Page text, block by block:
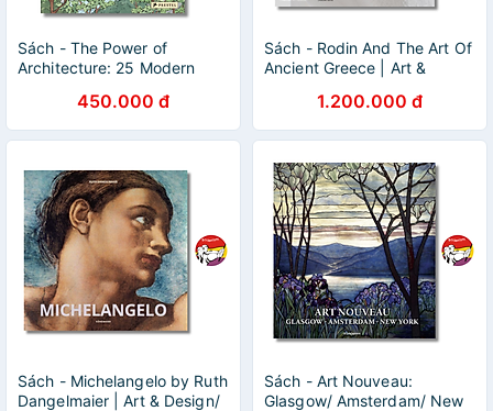
Sách - The Power of
Architecture: 25 Modern
Ngoại văn Nhập khẩu/ Bìa
cứng
450.000 đ
Sách - Rodin And The Art Of
Ancient Greece | Art &
khẩu UK / Bìa cứng
1.200.000 đ
Sách - Michelangelo by Ruth
Dangelmaier | Art & Design/
Sách - Art Nouveau:
Glasgow/ Amsterdam/ New